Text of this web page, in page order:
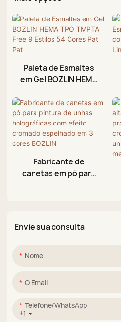
Paleta de Esmaltes
em Gel BOZLIN HEMA
Estilos 54 Cores Pat
Pat
Fabricante de
canetas em pó para
cores BOZLIN
Envie sua consulta
Nome
O Email
+1
Telefone/WhatsApp